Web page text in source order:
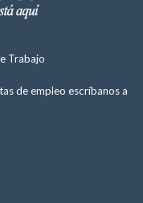
Trabajo
de empleo escríbanos a